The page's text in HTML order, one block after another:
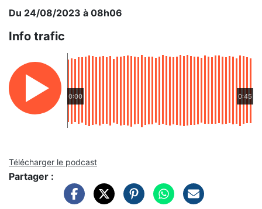
Du 24/08/2023 à 08h06
Info trafic
0:00 0:45
Télécharger le podcast
Partager :